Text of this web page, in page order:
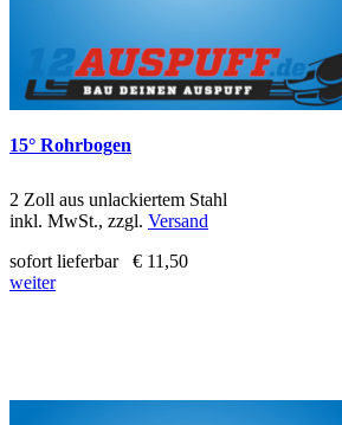
15° Rohrbogen
2 Zoll aus unlackiertem Stahl
inkl. MwSt., zzgl. Versand
sofort lieferbar
€ 11,50
weiter